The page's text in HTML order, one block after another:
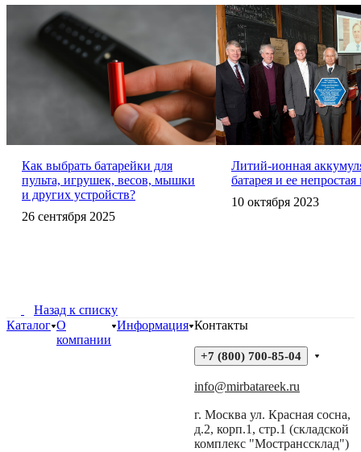
Как выбрать батарейки для
пульта, игрушек, весов, мышки
и других устройств?
26 сентября 2025
Литий-ионная
батарея и ее непростая
10 октября 2023
Назад к списку
Каталог О
компании
Информация Контакты
+7 (800) 700-85-04
info@mirbatareek.ru
г. Москва ул. Красная сосна,
д.2, корп.1, стр.1 (складской
комплекс "Мостранссклад")